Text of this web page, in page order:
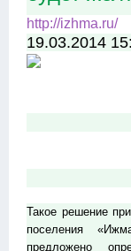
http://izhma.ru/
19.03.2014
Такое решение
поселения
предложено